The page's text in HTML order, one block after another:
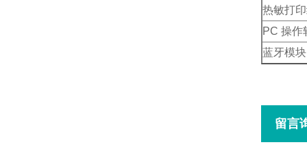
热敏打
PC 操作
蓝牙模块
留言